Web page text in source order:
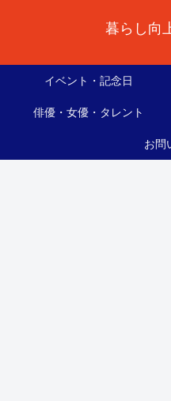
暮らし向
イベント・記念日
俳優・女優・タレント
お問